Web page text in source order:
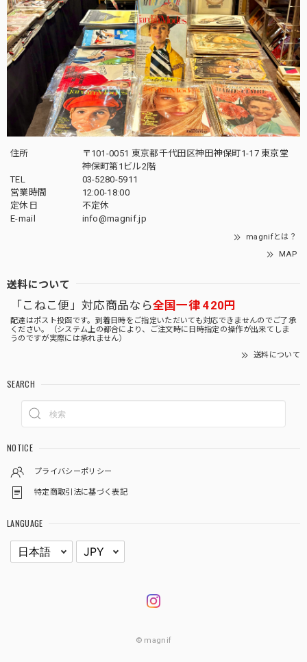
住所
〒101-0051 東京都千代田区神田神保町1-17 東京堂
神保町第1ビル2階
TEL
03-5280-5911
営業時間
12:00-18:00
定休日
不定休
E-mail
info@magnif.jp
magnifとは？
MAP
送料について
「こねこ便」対応商品なら全国一律 420円
配達はポスト投函です。到着日時をご指定いただいても対応できませんのでご了承
ください。（システム上の都合により、ご注文時に日時指定の操作が出来てしま
うのですが実際には承れません）
送料について
SEARCH
NOTICE
プライバシーポリシー
特定商取引法に基づく表記
LANGUAGE
© magnif